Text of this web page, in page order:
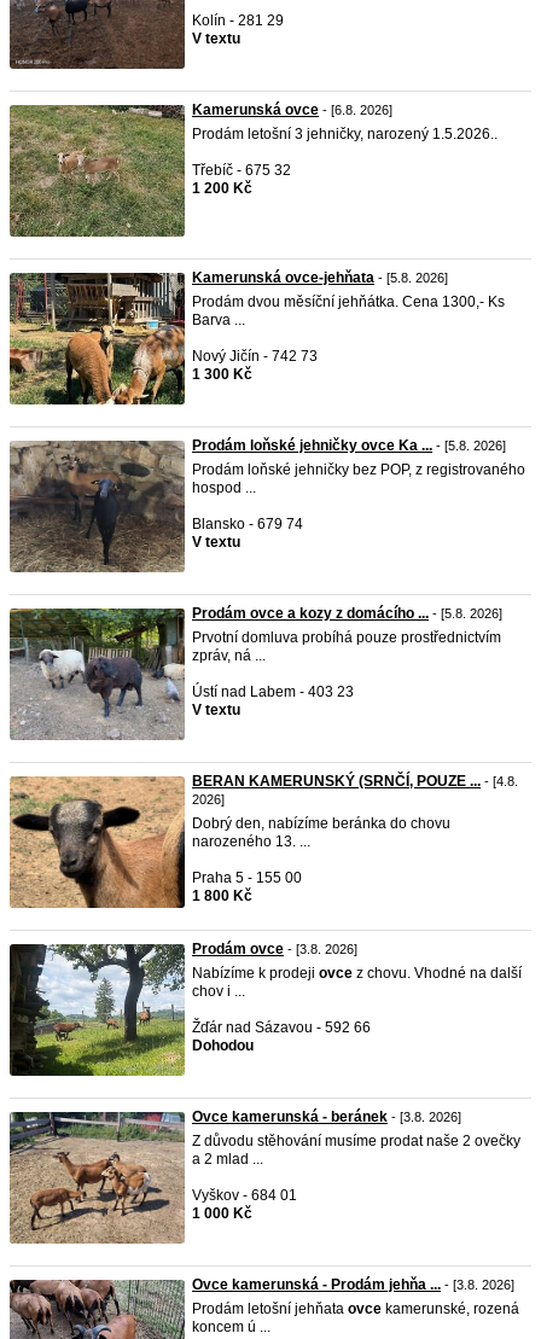
Kolín - 281 29
V textu
Kamerunská ovce - [6.8. 2026]
Prodám letošní 3 jehničky, narozený 1.5.2026..
Třebíč - 675 32
1 200 Kč
Kamerunská ovce-jehňata - [5.8. 2026]
Prodám dvou měsíční jehňátka. Cena 1300,- Ks
Barva ...
Nový Jičín - 742 73
1 300 Kč
Prodám loňské jehničky ovce Ka ... - [5.8. 2026]
Prodám loňské jehničky bez POP, z registrovaného
hospod ...
Blansko - 679 74
V textu
Prodám ovce a kozy z domácího ... - [5.8. 2026]
Prvotní domluva probíhá pouze prostřednictvím
zpráv, ná ...
Ústí nad Labem - 403 23
V textu
BERAN KAMERUNSKÝ (SRNČÍ, POUZE ... - [4.8.
2026]
Dobrý den, nabízíme beránka do chovu
narozeného 13. ...
Praha 5 - 155 00
1 800 Kč
Prodám ovce - [3.8. 2026]
Nabízíme k prodeji ovce z chovu. Vhodné na další
chov i ...
Žďár nad Sázavou - 592 66
Dohodou
Ovce kamerunská - beránek - [3.8. 2026]
Z důvodu stěhování musíme prodat naše 2 ovečky
a 2 mlad ...
Vyškov - 684 01
1 000 Kč
Ovce kamerunská - Prodám jehňa ... - [3.8. 2026]
Prodám letošní jehňata ovce kamerunské, rozená
koncem ú ...